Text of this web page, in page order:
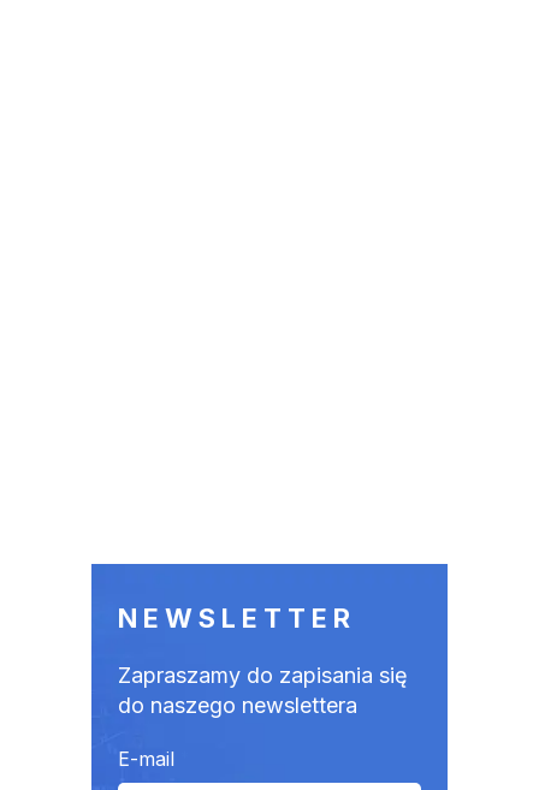
NEWSLETTER
Zapraszamy do zapisania się
do naszego newslettera
E-mail